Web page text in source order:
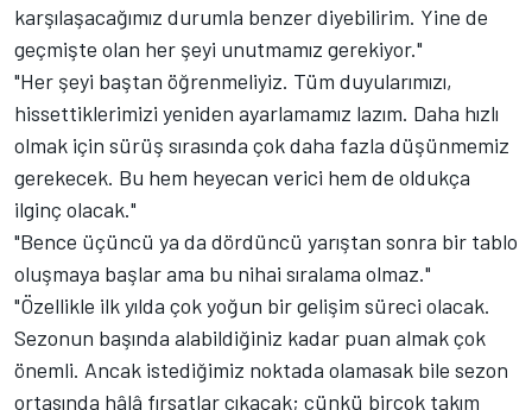
karşılaşacağımız durumla benzer diyebilirim. Yine de
geçmişte olan her şeyi unutmamız gerekiyor."
"Her şeyi baştan öğrenmeliyiz. Tüm duyularımızı,
hissettiklerimizi yeniden ayarlamamız lazım. Daha hızlı
olmak için sürüş sırasında çok daha fazla düşünmemiz
gerekecek. Bu hem heyecan verici hem de oldukça
ilginç olacak."
"Bence üçüncü ya da dördüncü yarıştan sonra bir tablo
oluşmaya başlar ama bu nihai sıralama olmaz."
"Özellikle ilk yılda çok yoğun bir gelişim süreci olacak.
Sezonun başında alabildiğiniz kadar puan almak çok
önemli. Ancak istediğimiz noktada olamasak bile sezon
ortasında hâlâ fırsatlar çıkacak; çünkü birçok takım